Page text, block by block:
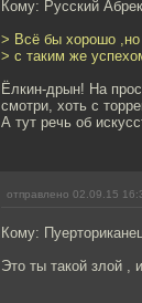
Кому: Русский
> Всё бы хорошо ,но
> с таким же
Ёлкин-дрын! На
смотри, хоть с
А тут речь об
отправлено 02.09.15
Кому:
Это ты такой злой ,